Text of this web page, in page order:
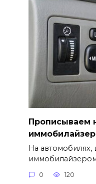
Прописываем
На
0 120